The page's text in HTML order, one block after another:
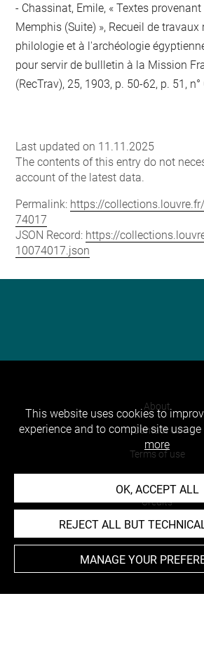
Chassinat, Emile, « Textes
Memphis (Suite) », Recueil de travaux
philologie et à l'archéologie
pour servir de bullletin à la Mission
(RecTrav), 25, 1903, p. 50-62, p. 51, n°
Last updated on 11.11.2025
The contents of this entry do not
account of the latest data.
Permalink: https://
74017
JSON Record: https://
10074017.json
About
Contact Us
Terms of use
Cookies
Credits
Accessibility : non
This website uses cookies to
experience and to compile site
more
OK, ACCEPT ALL
REJECT ALL BUT
MANAGE YOUR